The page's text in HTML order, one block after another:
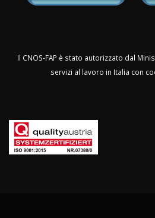
Il CNOS-FAP è stato autorizzato dal
servizi al lavoro in Italia con